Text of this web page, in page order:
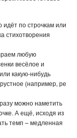
по строчкам или
стихотворения
любую
весёлое и
какую-нибудь
(например, ре
можно наметить
А ещё, исходя из
темп – медленная